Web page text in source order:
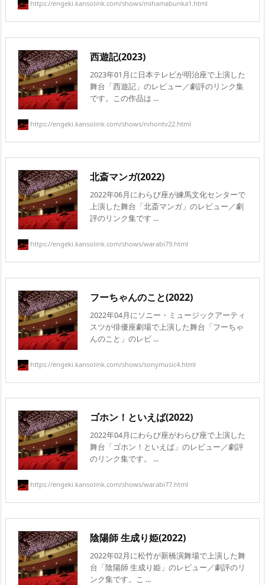
https://engeki.kansolink.com/shows/mihamabunka1.html
西遊記(2023)
2023年01月に日本テレビが明治座で上演した
舞台「西遊記」のレビュー／劇評のリンク集
です。この作品は ...
https://engeki.kansolink.com/shows/nihontv22.html
北斎マンガ(2022)
2022年06月にわらび座が練馬文化センターで
上演した舞台「北斎マンガ」のレビュー／劇
評のリンク集です ...
https://engeki.kansolink.com/shows/warabi79.html
フーちゃんのこと(2022)
2022年04月にソニー・ミュージックアーティ
スツが俳優座劇場で上演した舞台「フーちゃ
んのこと」のレビ ...
https://engeki.kansolink.com/shows/sonymusic4.html
ゴホン！といえば(2022)
2022年04月にわらび座がわらび座で上演した
舞台「ゴホン！といえば」のレビュー／劇評
のリンク集です。 ...
https://engeki.kansolink.com/shows/warabi77.html
陰陽師 生成り姫(2022)
2022年02月に松竹が新橋演舞場で上演した舞
台「陰陽師 生成り姫」のレビュー／劇評のリ
ンク集です。こ ...